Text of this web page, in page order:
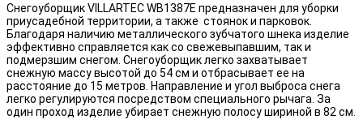
Снегоуборщик VILLARTEC WB1387E предназначен для уборки
приусадебной территории, а также стоянок и парковок.
Благодаря наличию металлического зубчатого шнека изделие
эффективно справляется как со свежевыпавшим, так и
подмерзшим снегом. Снегоуборщик легко захватывает
снежную массу высотой до 54 см и отбрасывает ее на
расстояние до 15 метров. Направление и угол выброса снега
легко регулируются посредством специального рычага. За
один проход изделие убирает снежную полосу шириной в 82 см.